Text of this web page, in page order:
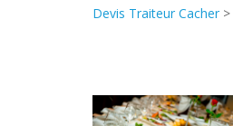
Devis Traiteur Cacher >